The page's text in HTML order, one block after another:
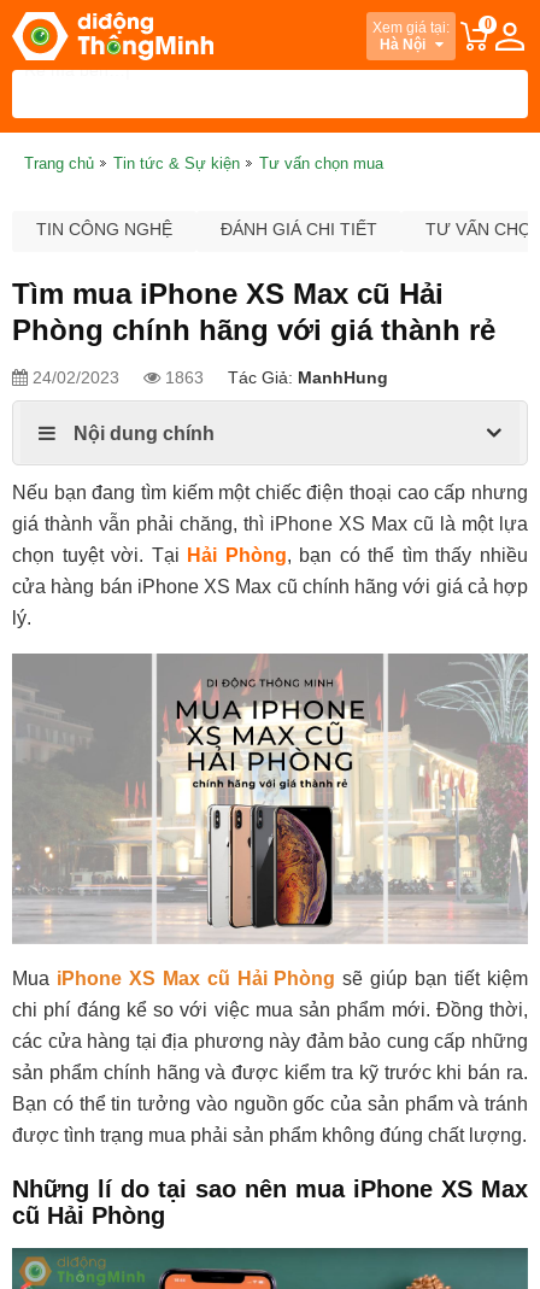
Xem giá tại:
Hà Nội
0
Trang chủ Tin tức & Sự kiện Tư vấn chọn mua
TIN CÔNG NGHỆ ĐÁNH GIÁ CHI TIẾT TƯ VẤN
Tìm mua iPhone XS Max cũ Hải
Phòng chính hãng với giá thành rẻ
24/02/2023 1863 Tác Giả: ManhHung
Nội dung chính
Nếu bạn đang tìm kiếm một chiếc điện thoại cao cấp nhưng
giá thành vẫn phải chăng, thì iPhone XS Max cũ là một lựa
chọn tuyệt vời. Tại Hải Phòng, bạn có thể tìm thấy nhiều
cửa hàng bán iPhone XS Max cũ chính hãng với giá cả hợp
lý.
Mua iPhone XS Max cũ Hải Phòng sẽ giúp bạn tiết kiệm
chi phí đáng kể so với việc mua sản phẩm mới. Đồng thời,
các cửa hàng tại địa phương này đảm bảo cung cấp những
sản phẩm chính hãng và được kiểm tra kỹ trước khi bán ra.
Bạn có thể tin tưởng vào nguồn gốc của sản phẩm và tránh
được tình trạng mua phải sản phẩm không đúng chất lượng.
Những lí do tại sao nên mua iPhone XS Max
cũ Hải Phòng